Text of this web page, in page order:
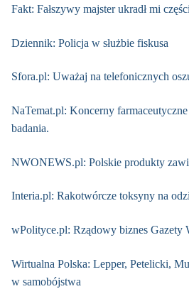
Fakt: Fałszywy majster ukradł mi
Dziennik: Policja w służbie fiskusa
Sfora.pl: Uważaj na telefonicznych
NaTemat.pl: Koncerny
badania.
NWONEWS.pl: Polskie produkty
Interia.pl: Rakotwórcze toksyny na
wPolityce.pl: Rządowy biznes Gazety
Wirtualna Polska: Lepper, Petelicki,
w samobójstwa